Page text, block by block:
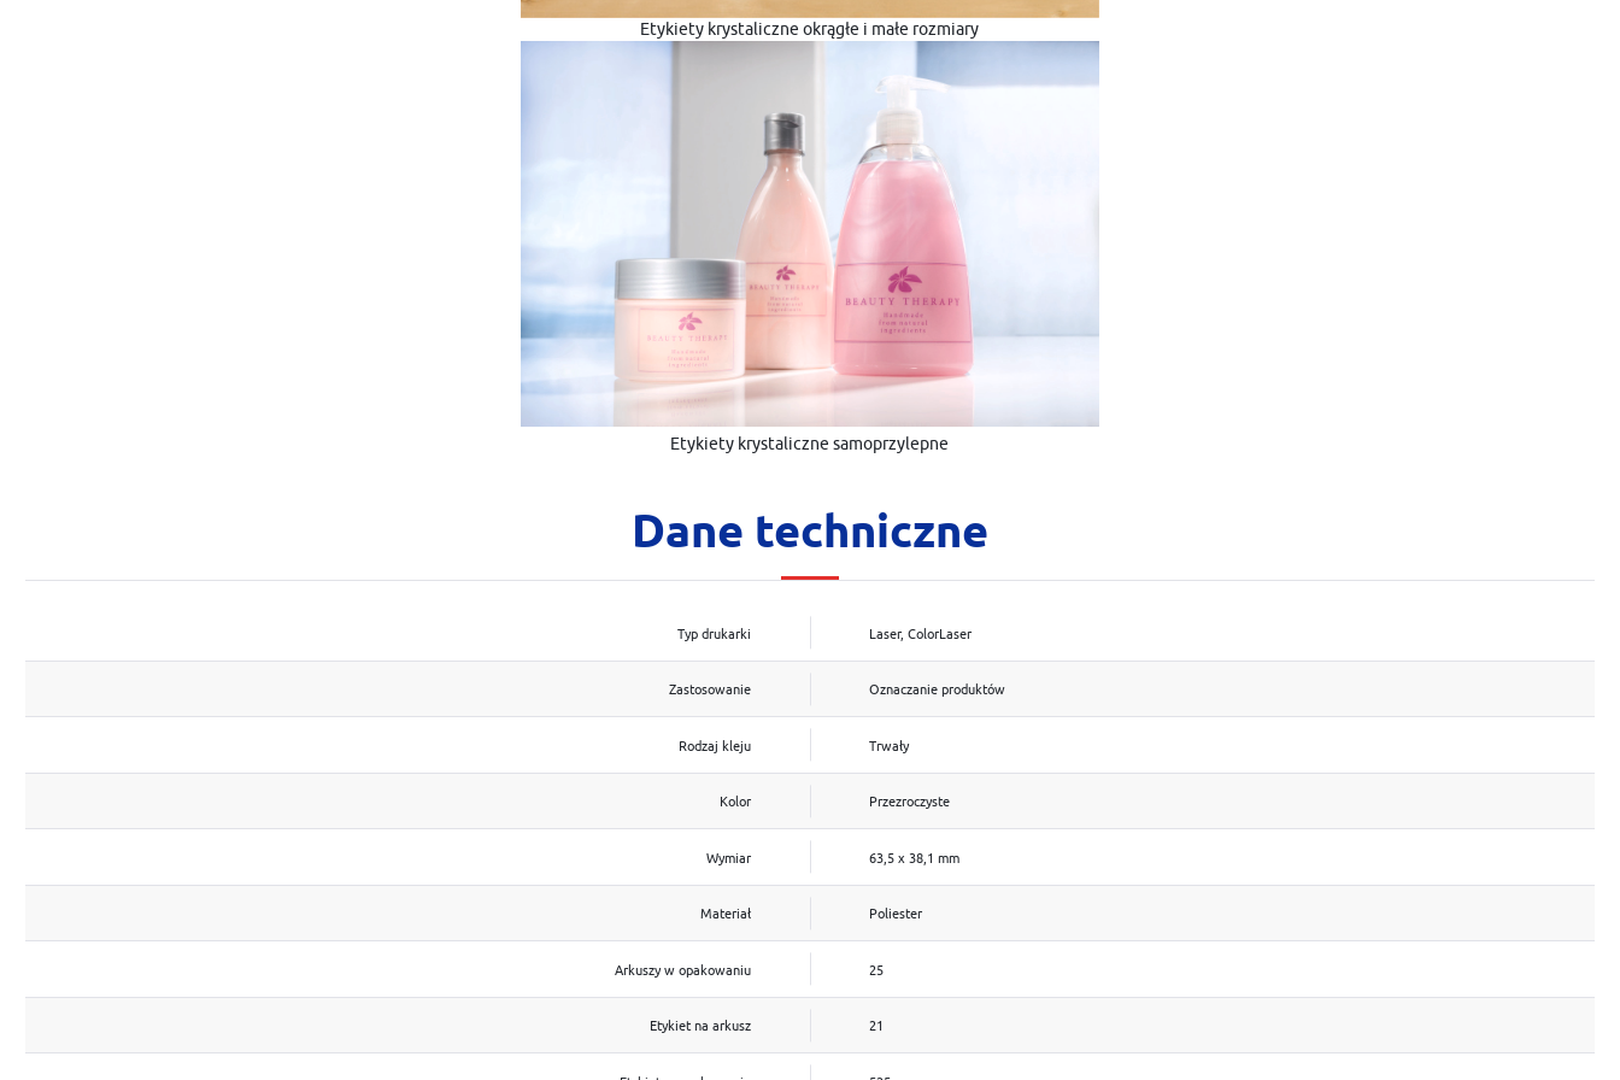
Etykiety krystaliczne okrągłe i małe rozmiary
Etykiety krystaliczne samoprzylepne
Dane techniczne
Typ drukarki Laser, ColorLaser
Zastosowanie Oznaczanie produktów
Rodzaj kleju Trwały
Kolor Przezroczyste
Wymiar 63,5 x 38,1 mm
Materiał Poliester
Arkuszy w opakowaniu 25
Etykiet na arkusz 21